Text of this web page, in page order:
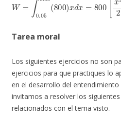
Tarea moral
Los siguientes ejercicios no son
ejercicios para que practiques lo
en el desarrollo del
invitamos a resolver los
relacionados con el tema visto.